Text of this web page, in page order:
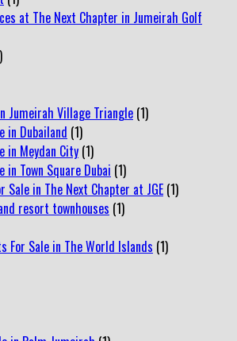
at The Next Chapter in Jumeirah Golf
Jumeirah Village Triangle (1)
in Dubailand (1)
in Meydan City (1)
in Town Square Dubai (1)
Sale in The Next Chapter at JGE (1)
resort townhouses (1)
For Sale in The World Islands (1)